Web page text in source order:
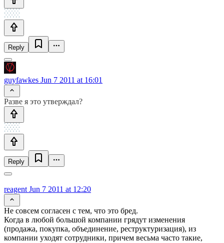
Reply
guyfawkes Jun 7 2011 at 16:01
Разве я это утверждал?
Reply
reagent Jun 7 2011 at 12:20
Не совсем согласен с тем, что это бред.
Когда в любой большой компании грядут изменения
(продажа, покупка, объединение, реструктуризация), из
компании уходят сотрудники, причем весьма часто такие,